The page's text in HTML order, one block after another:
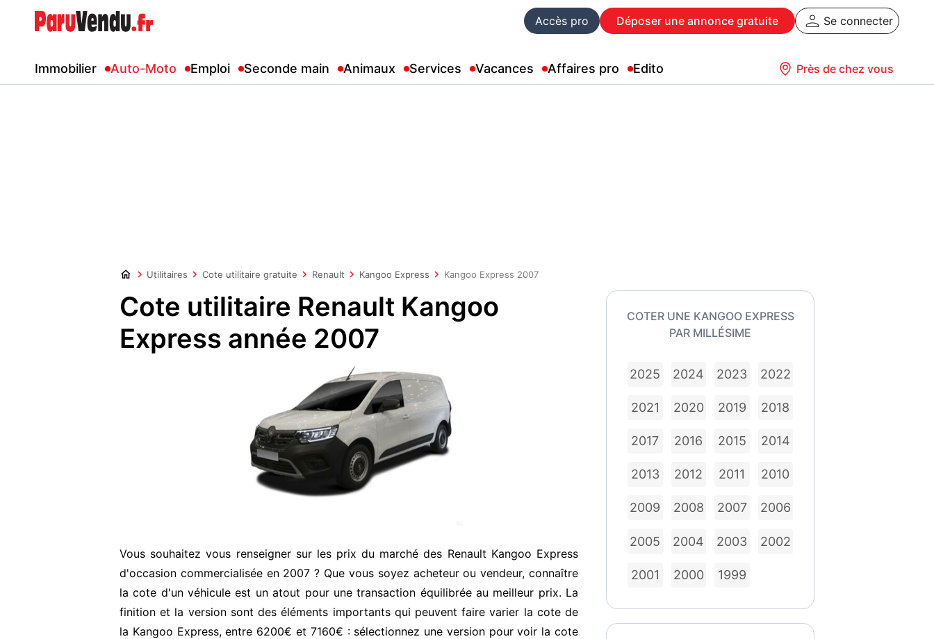
Accès pro Déposer une annonce gratuite Se connecter
Immobilier Auto-Moto Emploi Seconde main Animaux Services Vacances Affaires pro Edito Près de chez vous
Utilitaires Cote utilitaire gratuite Renault Kangoo Express Kangoo Express 2007
Cote utilitaire Renault Kangoo
Express année 2007
Vous souhaitez vous renseigner sur les prix du marché des Renault Kangoo Express
d'occasion commercialisée en 2007 ? Que vous soyez acheteur ou vendeur, connaître
la cote d'un véhicule est un atout pour une transaction équilibrée au meilleur prix. La
finition et la version sont des éléments importants qui peuvent faire varier la cote de
la Kangoo Express, entre 6200€ et 7160€ : sélectionnez une version pour voir la cote
COTER UNE KANGOO EXPRESS
PAR MILLÉSIME
2025 2024 2023 2022
2021 2020 2019 2018
2017 2016 2015 2014
2013 2012 2011 2010
2009 2008 2007 2006
2005 2004 2003 2002
2001 2000 1999